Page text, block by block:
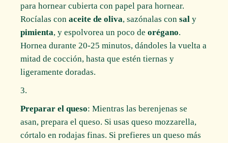
para hornear cubierta con papel para hornear.
Rocíalas conaceite de oliva, sazónalas consal y
pimienta, y espolvorea un poco deorégano.
Hornea durante 20-25 minutos, dándoles la vuelta a
mitad de cocción, hasta que estén tiernas y
ligeramente doradas.
Preparar el queso: Mientras las berenjenas se
asan, prepara el queso. Si usas queso mozzarella,
córtalo en rodajas finas. Si prefieres un queso más